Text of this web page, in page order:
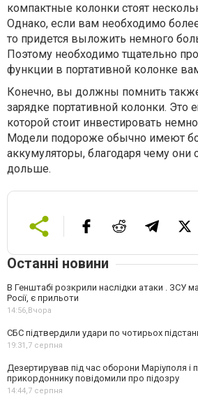
компактные колонки стоят
Однако, если вам необходимо
то придется выложить немного
Поэтому необходимо тщательно
функции в портативной колонке
Конечно, вы должны помнить
зарядке портативной колонки. Это
которой стоит инвестировать
Модели подороже обычно имеют
аккумуляторы, благодаря чему они
дольше.
Останні новини
В Генштабі розкрили наслідки атаки . ЗСУ
Росії, є прильоти
14:56,Вчора
СБС підтвердили удари по чотирьох
19:31,7 серпня
Дезертирував під час оборони Маріуполя і
прикордоннику повідомили про підозру
14:44,7 серпня